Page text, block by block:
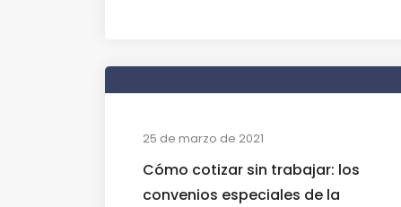
25 de marzo de 2021
Cómo cotizar sin trabajar: los
convenios especiales de la